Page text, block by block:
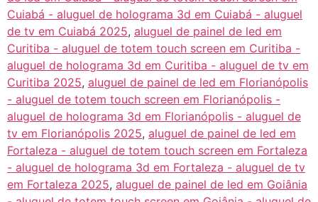
Cuiabá - aluguel de holograma 3d em Cuiabá - aluguel
de tv em Cuiabá 2025, aluguel de painel de led em
Curitiba - aluguel de totem touch screen em Curitiba -
aluguel de holograma 3d em Curitiba - aluguel de tv em
Curitiba 2025, aluguel de painel de led em Florianópolis
- aluguel de totem touch screen em Florianópolis -
aluguel de holograma 3d em Florianópolis - aluguel de
tv em Florianópolis 2025, aluguel de painel de led em
Fortaleza - aluguel de totem touch screen em Fortaleza
- aluguel de holograma 3d em Fortaleza - aluguel de tv
em Fortaleza 2025, aluguel de painel de led em Goiânia